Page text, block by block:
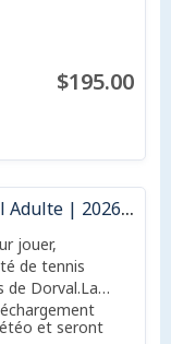
$195.00
Mi-Saison 2026 Résident de Dorval Adulte | 2026 Half-Season Dorval resident Adult
jouer,
de tennis
de Dorval.La
et seront